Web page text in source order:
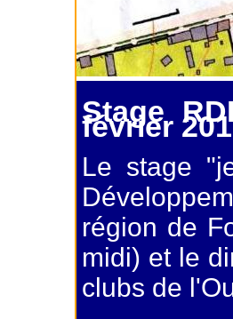
Stage
février
Le stage
région de
midi) et le
clubs de